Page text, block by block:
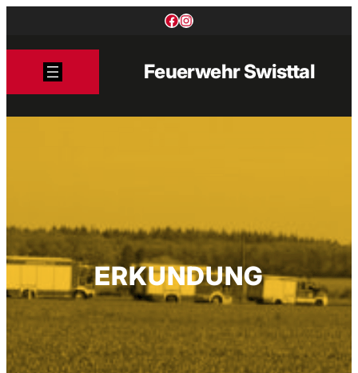
Facebook
Instagram
Feuerwehr Swisttal
ERKUNDUNG